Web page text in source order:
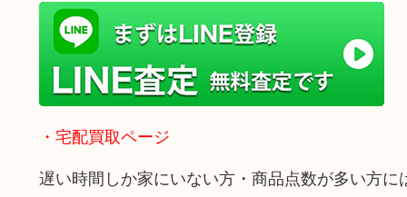
・宅配買取ページ
遅い時間しか家にいない方・商品点数が多い方に